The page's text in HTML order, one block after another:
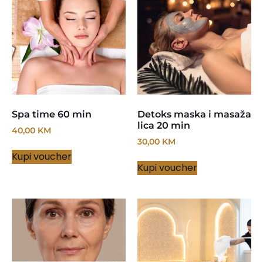
Spa time 60 min
40,00 KM
Kupi voucher
Detoks maska i masaža
lica 20 min
30,00 KM
Kupi voucher